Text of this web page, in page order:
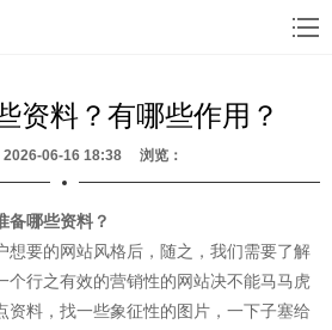
资料？有哪些作用？
2026-06-16 18:38 浏览：
备哪些资料？
想要的网站风格后，随之，我们需要了解
个行之有效的营销性的网站决不能马马虎
资料，找一些象征性的图片，一下子塞给